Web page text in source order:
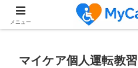
【もう一度「家族で外食」のたの
マイケア個人運転教
メニュー